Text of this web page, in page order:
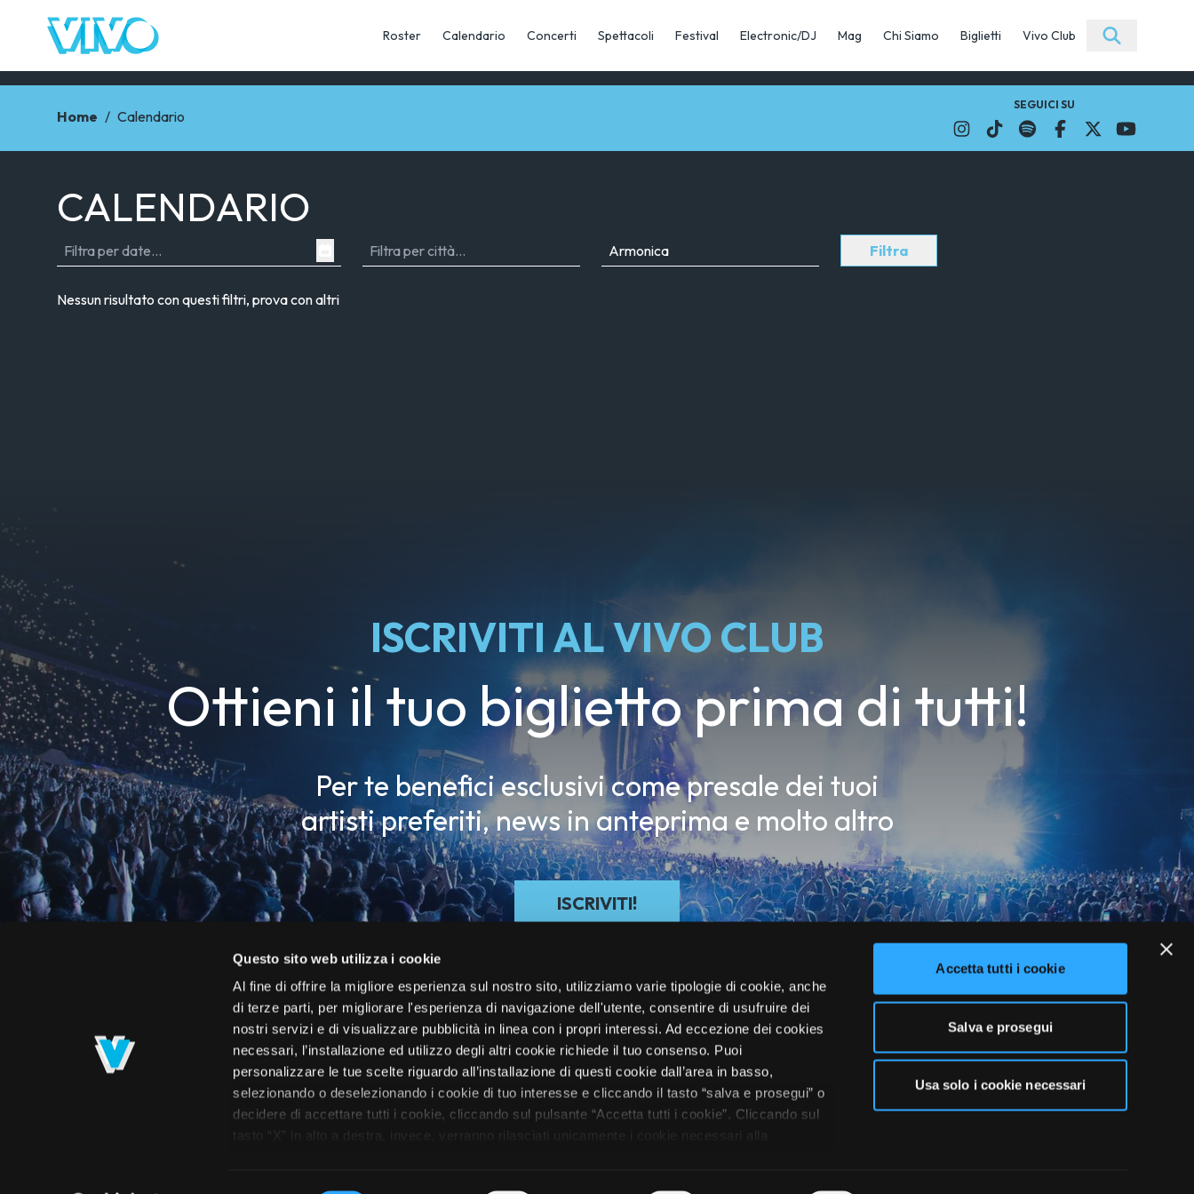
Questo sito web utilizza i cookie
Al fine di offrire la migliore esperienza sul nostro sito, utilizziamo varie tipologie di cookie, anche
di terze parti, per migliorare l'esperienza di navigazione dell'utente, consentire di usufruire dei
nostri servizi e di visualizzare pubblicità in linea con i propri interessi. Ad eccezione dei cookies
necessari, l’installazione ed utilizzo degli altri cookie richiede il tuo consenso. Puoi
personalizzare le tue scelte riguardo all’installazione di questi cookie dall’area in basso,
selezionando o deselezionando i cookie di tuo interesse e cliccando il tasto “salva e prosegui” o
decidere di accettare tutti i cookie, cliccando sul pulsante “Accetta tutti i cookie”. Cliccando sul
tasto “X” in alto a destra, invece, verranno rilasciati unicamente i cookie necessari alla
Accetta tutti i cookie
Salva e prosegui
Usa solo i cookie necessari
Roster Calendario Concerti Spettacoli Festival Electronic/DJ Mag Chi Siamo Biglietti Vivo Club
Home / Calendario
SEGUICI SU
CALENDARIO
Filtra
Nessun risultato con questi filtri, prova con altri
ISCRIVITI AL VIVO CLUB
Ottieni il tuo biglietto prima di tutti!
Per te benefici esclusivi come presale dei tuoi
artisti preferiti, news in anteprima e molto altro
ISCRIVITI!
Calendario Concerti Spettacoli Festival Electronic/DJ Mag Chi Siamo Biglietti Vivo Club